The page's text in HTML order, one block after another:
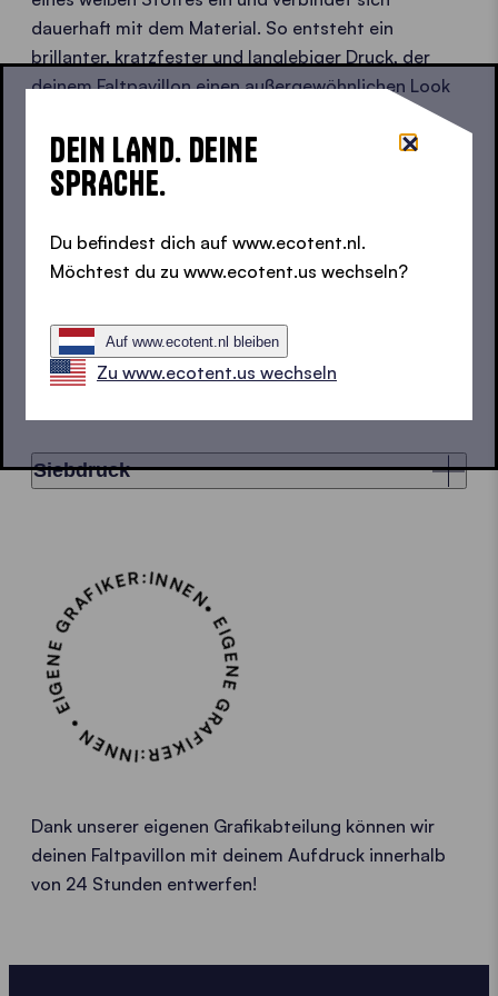
dauerhaft mit dem Material. So entsteht ein
brillanter, kratzfester und langlebiger Druck, der
deinem Faltpavillon einen außergewöhnlichen Look
Technik eignet sich perfekt, um dein Setup
individuell zu gestalten und dein Design ohne
Grenzen umzusetzen. Bei allen
sublimationsbedruckten Dächern und Seitenwänden
wird immer ein hellgrauer Faden verwendet. Bei
Siebdruck
• EIGENE GRAFIKER:INNEN • EIGENE GRAFIKER:INNEN
Dank unserer eigenen Grafikabteilung können wir
deinen Faltpavillon mit deinem Aufdruck innerhalb
von 24 Stunden entwerfen!
DEIN LAND. DEINE
SPRACHE.
Du befindest dich auf www.ecotent.nl.
Möchtest du zu www.ecotent.us wechseln?
Auf www.ecotent.nl bleiben
Zu www.ecotent.us wechseln